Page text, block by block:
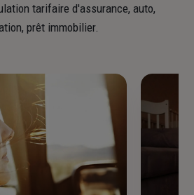
tarifaire d'assurance, auto,
prêt immobilier.